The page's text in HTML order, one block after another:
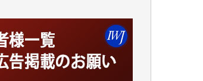
して各界の方々とのインタビ
はなく、極めて重要な知的財
ます。
IWJの動画もRealPlayerで録
りの動画をDVDに焼きこんで